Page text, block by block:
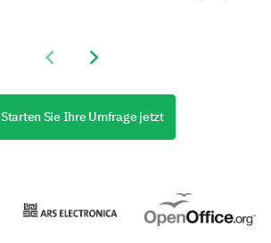
Previous slide
Next slide
Starten Sie Ihre Umfrage jetzt